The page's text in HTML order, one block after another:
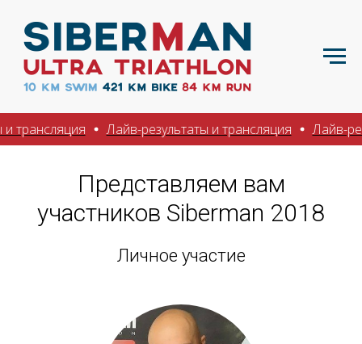
Лайв-результаты и трансляция Лайв-
Представляем вам
участников Siberman 2018
Личное участие